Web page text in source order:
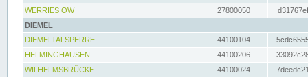
WERRIES OW
27800050
DIEMEL
DIEMELTALSPERRE
44100104
HELMINGHAUSEN
44100206
WILHELMSBRÜCKE
44100024